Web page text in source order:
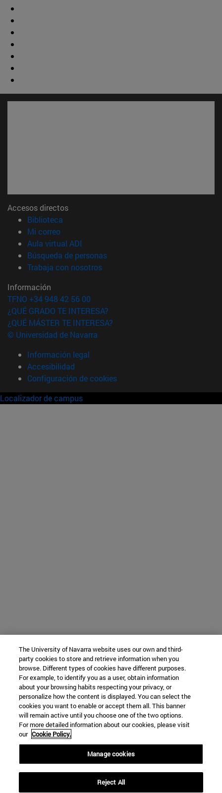
Accesos directos
Biblioteca
Mi correo(abre en nueva ventana)
Aula virtual ADI
Búsqueda de personas(abre en nueva ventana)
Trabaja con nosotros(abre en nueva ventana)
Información
TFNO +34 948 42 56 00
¿QUÉ GRADO TE INTERESA?
¿QUÉ MÁSTER TE INTERESA?
© Universidad de Navarra
Información legal
Accesibilidad
Configuración de cookies
Localizador de campus
The University of Navarra website uses our own and third-
party cookies to store and retrieve information when you
browse. Different types of cookies have different purposes.
For example, to identify you as a user, obtain information
about your browsing habits respecting your privacy, or
personalize how the content is displayed. You can select the
cookies you want to enable or accept them all. This banner
will remain active until you choose one of the two options.
For more detailed information about our cookies, please visit
our Cookie Policy.
Manage cookies
Reject All